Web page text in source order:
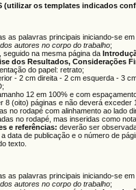
(utilizar os templates indicados
as palavras principais iniciando-se
autores no corpo do trabalho;
seguido na mesma página da
dos Resultados, Considerações
do papel: retrato;
- 2 cm direita - 2 cm esquerda - 3
12 em 100% e com
8 (oito) páginas e não deverá
no rodapé com alinhamento ao lado
no rodapé, mas inseridas como
e referências: deverão ser
data de publicação e o número de
texto.
as palavras principais iniciando-se
autores no corpo do trabalho;